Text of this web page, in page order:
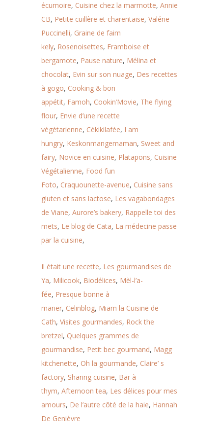
écumoire, Cuisine chez la marmotte, Annie
CB, Petite cuillère et charentaise, Valérie
Puccinelli, Graine de faim
kely, Rosenoisettes, Framboise et
bergamote, Pause nature, Mélina et
chocolat, Evin sur son nuage, Des recettes
à gogo, Cooking & bon
appétit, Famoh, Cookin’Movie, The flying
flour, Envie d’une recette
végétarienne, Cékikilafée, I am
hungry, Keskonmangemaman, Sweet and
fairy, Novice en cuisine, Platapons, Cuisine
Végétalienne, Food fun
Foto, Craquounette-avenue, Cuisine sans
gluten et sans lactose, Les vagabondages
de Viane, Aurore’s bakery, Rappelle toi des
mets, Le blog de Cata, La médecine passe
par la cuisine,
Il était une recette, Les gourmandises de
Ya, Milicook, Biodélices, Mèl-l’a-
fée, Presque bonne à
marier, Celinblog, Miam la Cuisine de
Cath, Visites gourmandes, Rock the
bretzel, Quelques grammes de
gourmandise, Petit bec gourmand, Magg
kitchenette, Oh la gourmande, Claire’ s
factory, Sharing cuisine, Bar à
thym, Afternoon tea, Les délices pour mes
amours, De l’autre côté de la haie, Hannah
De Genièvre